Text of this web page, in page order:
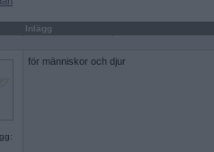
Inlägg
för människor och djur